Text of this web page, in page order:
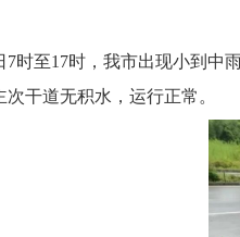
7时至17时，我市出现小到中
次干道无积水，运行正常。